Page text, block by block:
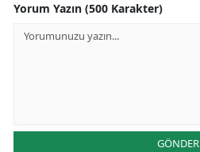
Yorum Yazın (500 Karakter)
GÖNDER